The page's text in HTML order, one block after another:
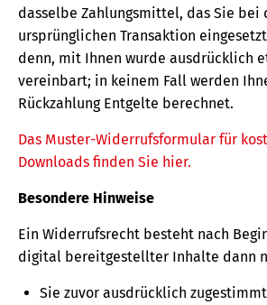
dasselbe Zahlungsmittel, das Sie bei
ursprünglichen Transaktion
denn, mit Ihnen wurde ausdrücklich
vereinbart; in keinem Fall werden
Rückzahlung Entgelte berechnet.
Das Muster-Widerrufsformular für
Downloads finden Sie hier.
Besondere Hinweise
Ein Widerrufsrecht besteht nach
digital bereitgestellter Inhalte dann
Sie zuvor ausdrücklich